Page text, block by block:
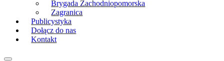
Brygada Zachodniopomorska
Zagranica
Publicystyka
Dołącz do nas
Kontakt